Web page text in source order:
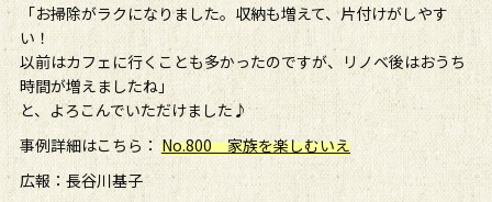
「お掃除がラクになりました。収納も増えて、片付けがしやす
い！
以前はカフェに行くことも多かったのですが、リノベ後はおうち
時間が増えましたね」
と、よろこんでいただけました♪
事例詳細はこちら：No.800 家族を楽しむいえ
広報：長谷川基子